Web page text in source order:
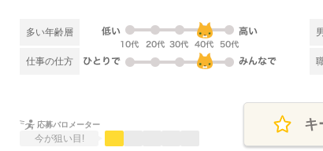
多い年齢層
仕事の仕方
応募バロメーター
今が狙い目!
キ